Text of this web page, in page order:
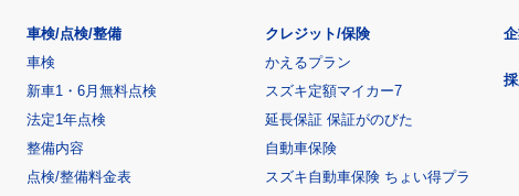
車検/点検/整備
車検
新車1・6月無料点検
法定1年点検
整備内容
点検/整備料金表
クレジット/保険
かえるプラン
スズキ定額マイカー7
延長保証 保証がのびた
自動車保険
スズキ自動車保険 ちょい得プラ